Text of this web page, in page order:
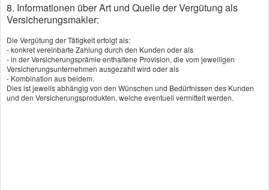
8. Informationen über Art und Quelle der Vergütung als
Versicherungsmakler:
Die Vergütung der Tätigkeit erfolgt als:
- konkret vereinbarte Zahlung durch den Kunden oder als
- in der Versicherungsprämie enthaltene Provision, die vom jeweiligen
Versicherungsunternehmen ausgezahlt wird oder als
- Kombination aus beidem.
Dies ist jeweils abhängig von den Wünschen und Bedürfnissen des Kunden
und den Versicherungsprodukten, welche eventuell vermittelt werden.